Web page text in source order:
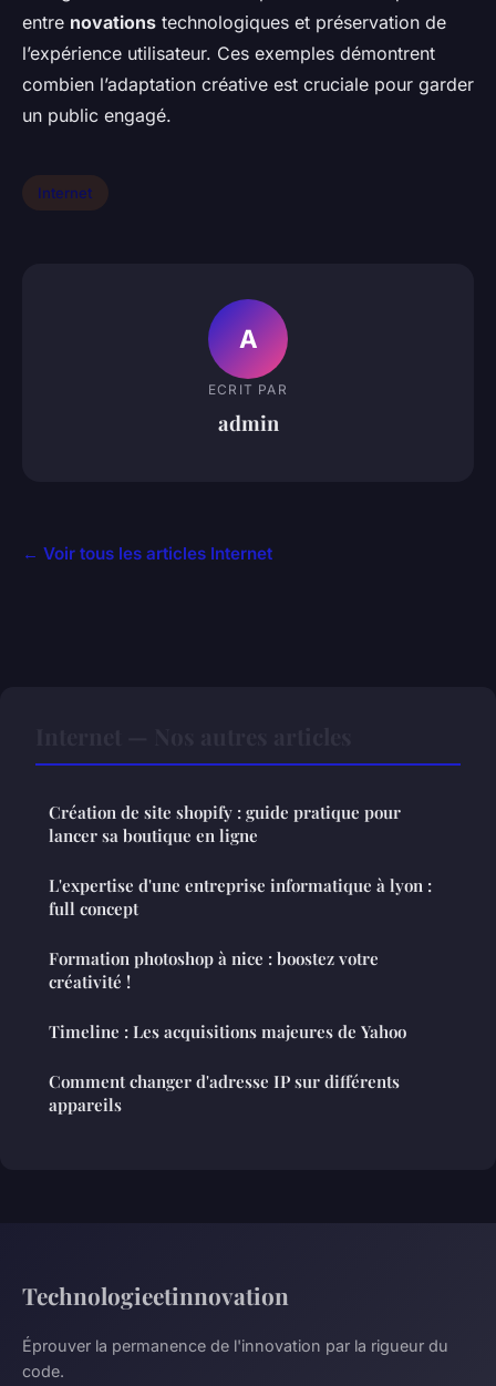
entre novations technologiques et préservation de
l’expérience utilisateur. Ces exemples démontrent
combien l’adaptation créative est cruciale pour garder
un public engagé.
Internet
A
ECRIT PAR
admin
← Voir tous les articles Internet
Création de site shopify : guide pratique pour
lancer sa boutique en ligne
L'expertise d'une entreprise informatique à lyon :
full concept
Formation photoshop à nice : boostez votre
créativité !
Timeline : Les acquisitions majeures de Yahoo
Comment changer d'adresse IP sur différents
appareils
Technologieetinnovation
Éprouver la permanence de l'innovation par la rigueur du
code.